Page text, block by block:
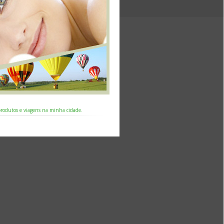
e viagens na minha cidade.